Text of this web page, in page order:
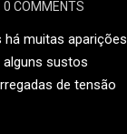
0 COMMENTS
muitas aparições
sustos
de tensão